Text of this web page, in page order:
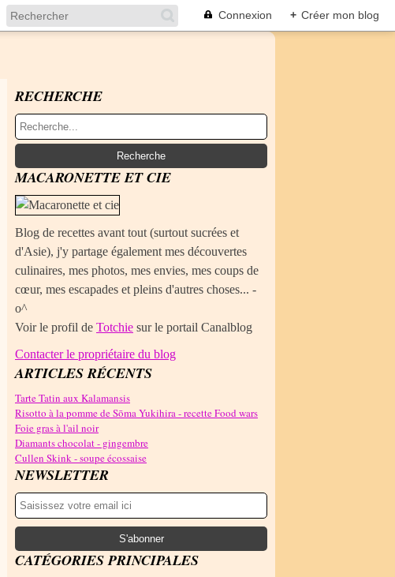
Connexion + Créer mon blog
RECHERCHE
MACARONETTE ET CIE
Blog de recettes avant tout (surtout sucrées et
d'Asie), j'y partage également mes découvertes
culinaires, mes photos, mes envies, mes coups de
cœur, mes escapades et pleins d'autres choses... -
o^
Voir le profil de Totchie sur le portail Canalblog
Contacter le propriétaire du blog
ARTICLES RÉCENTS
Tarte Tatin aux Kalamansis
Risotto à la pomme de Sōma Yukihira - recette Food wars
Foie gras à l'ail noir
Diamants chocolat - gingembre
Cullen Skink - soupe écossaise
NEWSLETTER
CATÉGORIES PRINCIPALES